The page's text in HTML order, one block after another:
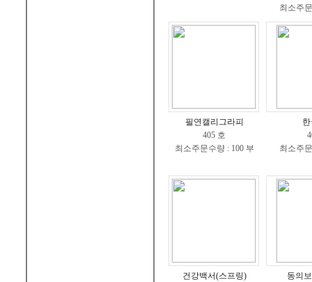
최소주
필연캘리그라피
405 호
최소주문수량 : 100 부
최소주
건강백서(스프링) 동의